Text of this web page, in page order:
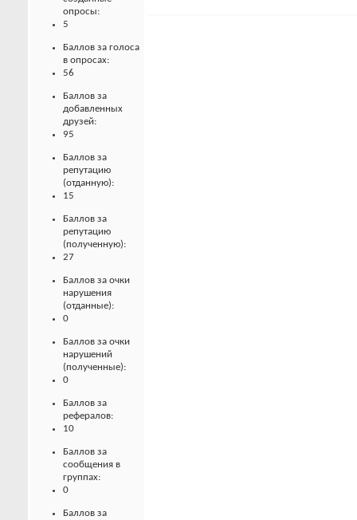
опросы:
5
Баллов за голоса
в опросах:
56
Баллов за
добавленных
друзей:
95
Баллов за
репутацию
(отданную):
15
Баллов за
репутацию
(полученную):
27
Баллов за очки
нарушения
(отданные):
0
Баллов за очки
нарушений
(полученные):
0
Баллов за
рефералов:
10
Баллов за
сообщения в
группах:
0
Баллов за